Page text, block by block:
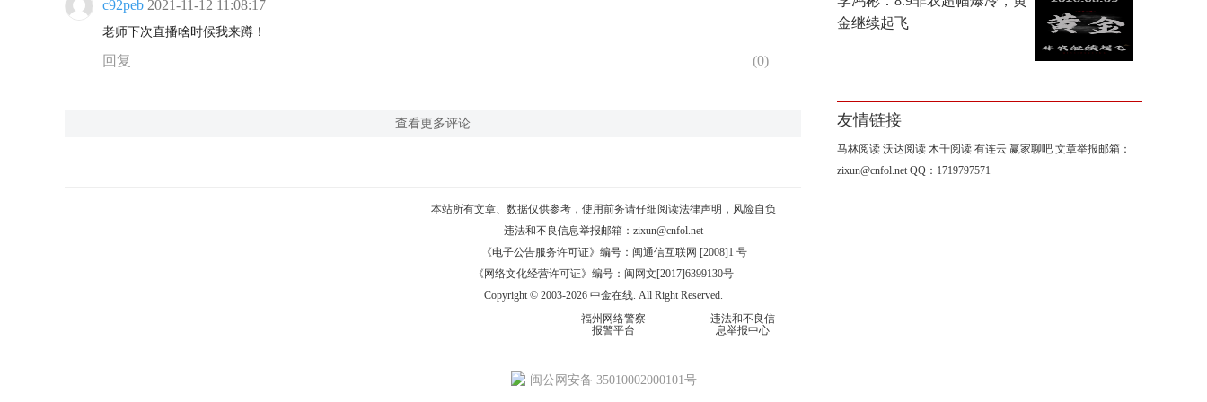
c92peb 2021-11-12 11:08:17
老师下次直播啥时候我来蹲！
回复 (0)
查看更多评论
金继续起飞
友情链接
马林阅读 沃达阅读 木千阅读 有连云 赢家聊吧 文章举报邮箱：
zixun@cnfol.net QQ：1719797571
本站所有文章、数据仅供参考，使用前务请仔细阅读法律声明 ，风险自负
违法和不良信息举报邮箱： zixun@cnfol.net
《电子公告服务许可证》编号：闽通信互联网 [2008]1 号
《网络文化经营许可证》编号：闽网文[2017]6399130号
Copyright © 2003-2026 中金在线. All Right Reserved.
福州网络警察
报警平台
违法和不良信
息举报中心
闽公网安备 35010002000101号